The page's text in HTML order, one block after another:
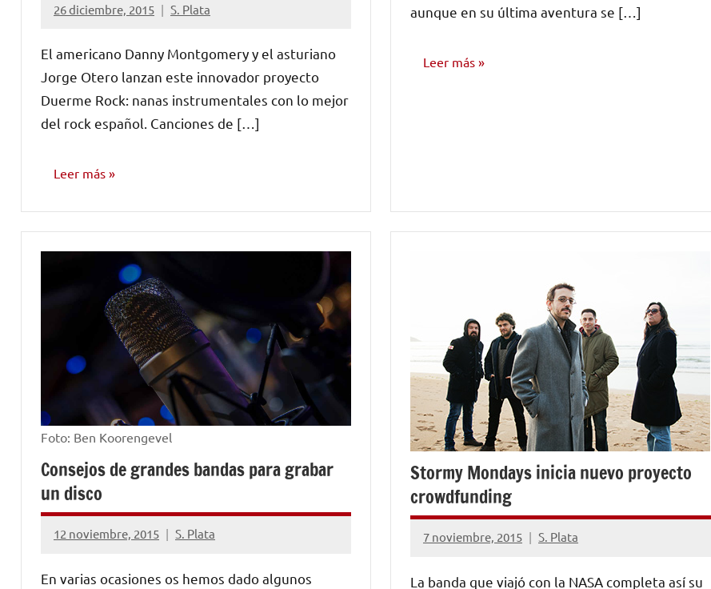
26 diciembre, 2015 S. Plata
No
comentarios
El americano Danny Montgomery y el asturiano
Jorge Otero lanzan este innovador proyecto
Duerme Rock: nanas instrumentales con lo mejor
del rock español. Canciones de […]
Leer más
aunque en su última aventura se […]
Leer más
Foto: Ben Koorengevel
Consejos de grandes bandas para grabar
un disco
12 noviembre, 2015 S. Plata
No
comentarios
En varias ocasiones os hemos dado algunos
Stormy Mondays inicia nuevo proyecto
crowdfunding
7 noviembre, 2015 S. Plata
No
La banda que viajó con la NASA completa así su